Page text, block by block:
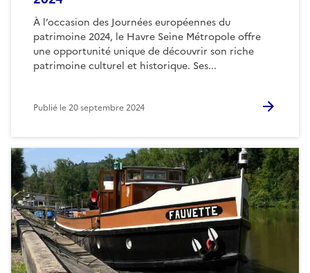
À l’occasion des Journées européennes du
patrimoine 2024, le Havre Seine Métropole offre
une opportunité unique de découvrir son riche
patrimoine culturel et historique. Ses...
Publié le20 septembre 2024